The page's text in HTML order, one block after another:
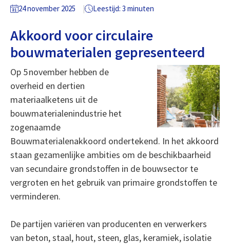
24 november 2025 Leestijd: 3 minuten
Akkoord voor circulaire
bouwmaterialen gepresenteerd
Op 5 november hebben de
overheid en dertien
materiaalketens uit de
bouwmaterialenindustrie het
zogenaamde
Bouwmaterialenakkoord ondertekend. In het akkoord
staan gezamenlijke ambities om de beschikbaarheid
van secundaire grondstoffen in de bouwsector te
vergroten en het gebruik van primaire grondstoffen te
verminderen.
De partijen variëren van producenten en verwerkers
van beton, staal, hout, steen, glas, keramiek, isolatie